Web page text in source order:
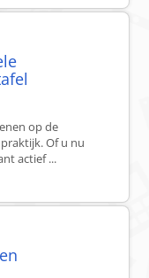
op de
Of u nu
actief ...